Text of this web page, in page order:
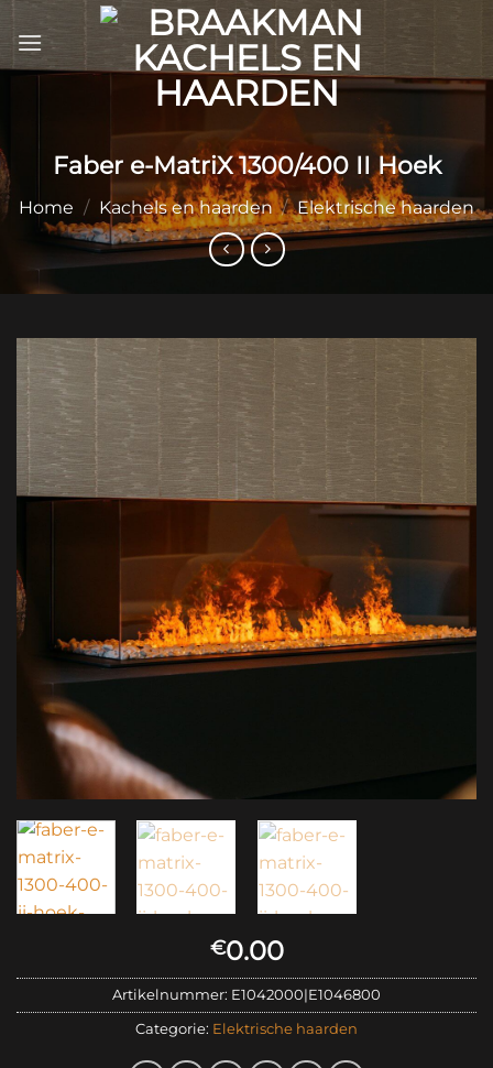
Ga
naar
inhoud
Faber e-MatriX 1300/400 II Hoek
Home / Kachels en haarden / Elektrische haarden
€0.00
Artikelnummer: E1042000|E1046800
Categorie: Elektrische haarden